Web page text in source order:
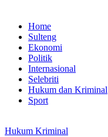
Home
Sulteng
Ekonomi
Politik
Internasional
Selebriti
Hukum dan Kriminal
Sport
Hukum Kriminal